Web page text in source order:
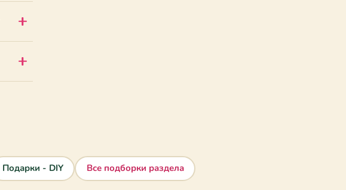
Подарки - DIY Все подборки раздела